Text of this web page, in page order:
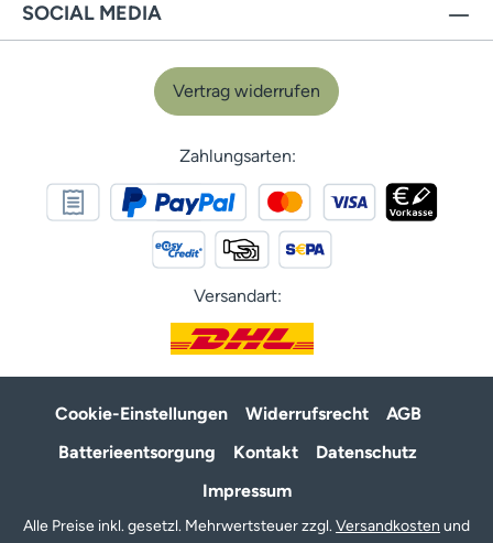
SOCIAL MEDIA
Vertrag widerrufen
Zahlungsarten:
Versandart:
Cookie-Einstellungen Widerrufsrecht
AGB
Batterieentsorgung
Kontakt
Datenschutz
Impressum
Alle Preise inkl. gesetzl. Mehrwertsteuer zzgl. Versandkosten und